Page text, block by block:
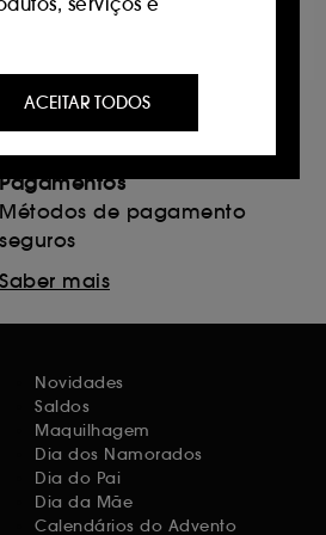
Pagamentos
Métodos de pagamento
seguros
Saber mais
Novidades
Saldos
Maquilhagem
Dia dos Namorados
Dia do Pai
Dia da Mãe
Calendários do Advento
de
hábitos de
ACEITAR TODOS